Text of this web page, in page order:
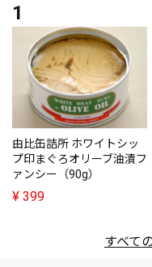
由比缶詰所 ホワイトシッ
プ印まぐろオリーブ油漬フ
ァンシー（90g）
¥ 399
すべて